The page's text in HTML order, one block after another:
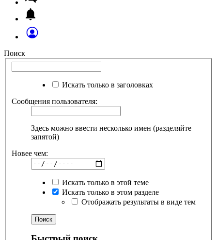
Поиск
Искать только в заголовках
Сообщения пользователя:
Здесь можно ввести несколько имен (разделяйте
запятой)
Новее чем:
Искать только в этой теме
Искать только в этом разделе
Отображать результаты в виде тем